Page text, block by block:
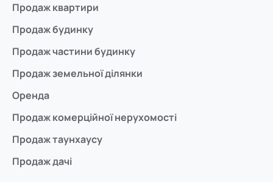
Продаж квартири
Продаж будинку
Продаж частини будинку
Продаж земельної ділянки
Оренда
Продаж комерційної нерухомості
Продаж таунхаусу
Продаж дачі